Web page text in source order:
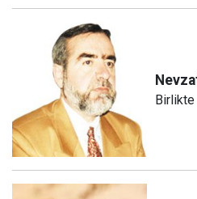
Birlikte